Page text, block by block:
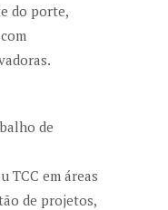
do porte,
de
TCC em áreas
de projetos,